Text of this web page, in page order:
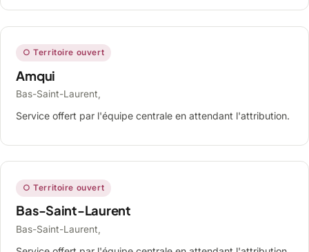
○ Territoire ouvert
Amqui
Bas-Saint-Laurent,
Service offert par l'équipe centrale en attendant l'attribution.
○ Territoire ouvert
Bas-Saint-Laurent
Bas-Saint-Laurent,